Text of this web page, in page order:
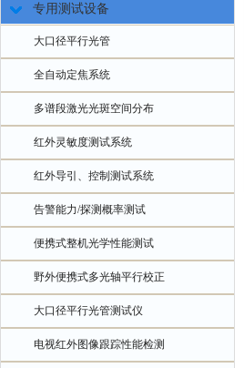
专用测试设备
大口径平行光管
全自动定焦系统
多谱段激光光斑空间分布
红外灵敏度测试系统
红外导引、控制测试系统
告警能力/探测概率测试
便携式整机光学性能测试
野外便携式多光轴平行校正
大口径平行光管测试仪
电视红外图像跟踪性能检测